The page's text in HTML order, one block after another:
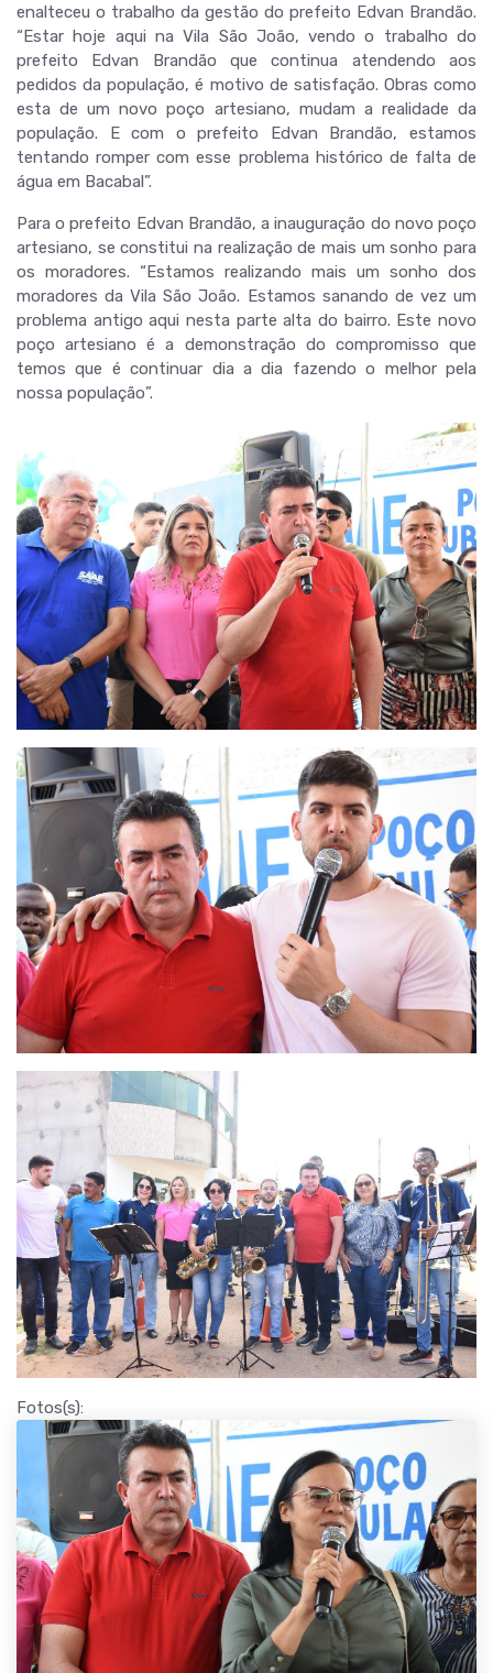
enalteceu o trabalho da gestão do prefeito Edvan Brandão.
“Estar hoje aqui na Vila São João, vendo o trabalho do
prefeito Edvan Brandão que continua atendendo aos
pedidos da população, é motivo de satisfação. Obras como
esta de um novo poço artesiano, mudam a realidade da
população. E com o prefeito Edvan Brandão, estamos
tentando romper com esse problema histórico de falta de
água em Bacabal”.
Para o prefeito Edvan Brandão, a inauguração do novo poço
artesiano, se constitui na realização de mais um sonho para
os moradores. “Estamos realizando mais um sonho dos
moradores da Vila São João. Estamos sanando de vez um
problema antigo aqui nesta parte alta do bairro. Este novo
poço artesiano é a demonstração do compromisso que
temos que é continuar dia a dia fazendo o melhor pela
nossa população”.
Fotos(s):